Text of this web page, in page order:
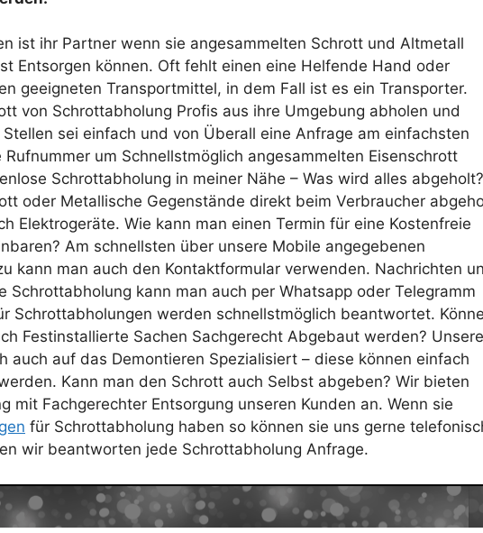
ist ihr Partner wenn sie angesammelten Schrott und Altmetall
Entsorgen können. Oft fehlt einen eine Helfende Hand oder
geeigneten Transportmittel, in dem Fall ist es ein Transporter.
von Schrottabholung Profis aus ihre Umgebung abholen und
sei einfach und von Überall eine Anfrage am einfachsten
um Schnellstmöglich angesammelten Eisenschrott
Schrottabholung in meiner Nähe – Was wird alles abgeholt?
oder Metallische Gegenstände direkt beim Verbraucher
Elektrogeräte. Wie kann man einen Termin für eine Kostenfreie
Am schnellsten über unsere Mobile angegebenen
kann man auch den Kontaktformular verwenden. Nachrichten
Schrottabholung kann man auch per Whatsapp oder Telegramm
Schrottabholungen werden schnellstmöglich beantwortet.
Festinstallierte Sachen Sachgerecht Abgebaut werden? Unsere
auch auf das Demontieren Spezialisiert – diese können einfach
Kann man den Schrott auch Selbst abgeben? Wir bieten
mit Fachgerechter Entsorgung unseren Kunden an. Wenn sie
für Schrottabholung haben so können sie uns gerne
wir beantworten jede Schrottabholung Anfrage.
Für unseren